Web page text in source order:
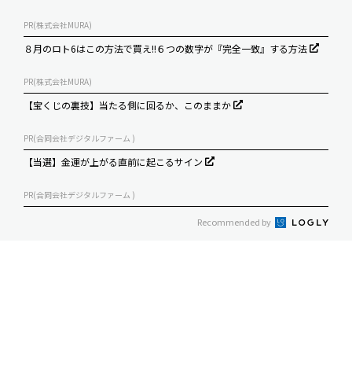
PR(株式会社MURA)
８月のロト6はこの方法で買え!!６つの数字が『完全一致』する方法
PR(株式会社MURA)
【宝くじの裏技】当たる側に回るか、このままか
PR(合同会社デジタルファーム )
【当選】金運が上がる直前に起こるサイン
PR(合同会社デジタルファーム )
Recommended by